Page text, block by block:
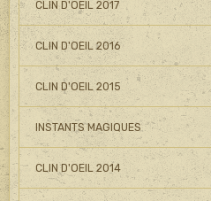
CLIN D'OEIL 2017
CLIN D'OEIL 2016
CLIN D'OEIL 2015
INSTANTS MAGIQUES
CLIN D'OEIL 2014